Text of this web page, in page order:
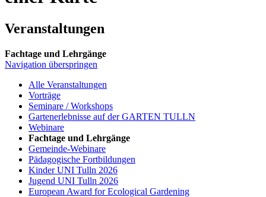
Veranstaltungen
Fachtage und Lehrgänge
Navigation überspringen
Alle Veranstaltungen
Vorträge
Seminare / Workshops
Gartenerlebnisse auf der GARTEN TULLN
Webinare
Fachtage und Lehrgänge
Gemeinde-Webinare
Pädagogische Fortbildungen
Kinder UNI Tulln 2026
Jugend UNI Tulln 2026
European Award for Ecological Gardening